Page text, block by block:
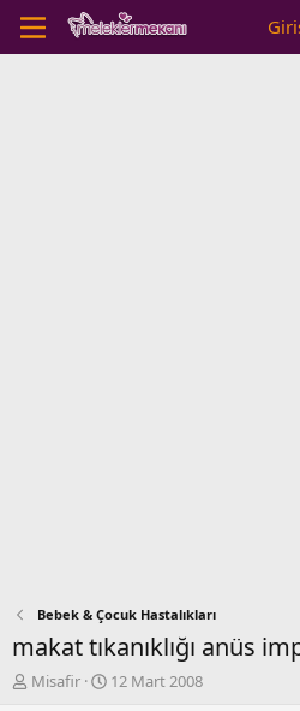
Bebek & Çocuk Hastalıkları
makat tıkanıklığı anüs
K
Misafir
B12 Mart 2008